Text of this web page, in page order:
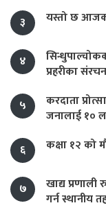
३
यस्तो छ
४
प्रहरीका
५
करदाता
जनालाई १०
६
कक्षा १२ को
७
खाद्य
गर्न स्थानीय